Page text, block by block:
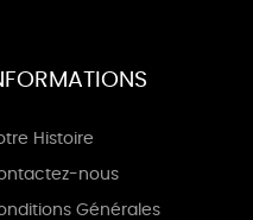
Histoire
nous
Générales